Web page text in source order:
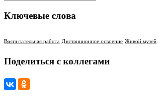
Ключевые слова
Воспитательная работа Дистанционное освоение Живой музей
Поделиться с коллегами